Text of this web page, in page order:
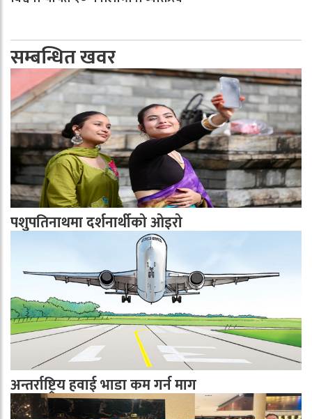
सम्बन्धित खवर
पशुपतिनाथमा दर्शनार्थीको ओइरो
अन्तर्राष्ट्रिय हवाई भाडा कम गर्न माग